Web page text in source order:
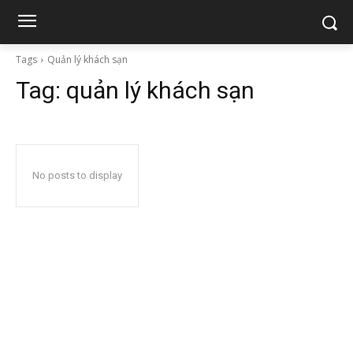
Tags Quản lý khách sạn
Tag: quản lý khách sạn
No posts to display